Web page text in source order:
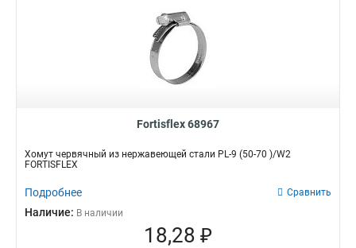
Fortisflex 68967
Хомут червячный из нержавеющей стали PL-9 (50-70 )/W2
FORTISFLEX
Подробнее Сравнить
Наличие: В наличии
18,28 ₽